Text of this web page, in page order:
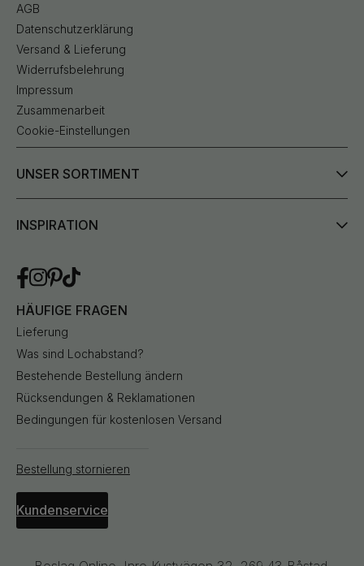
AGB
Datenschutzerklärung
Versand & Lieferung
Widerrufsbelehrung
Impressum
Zusammenarbeit
Cookie-Einstellungen
UNSER SORTIMENT
INSPIRATION
HÄUFIGE FRAGEN
Lieferung
Was sind Lochabstand?
Bestehende Bestellung ändern
Rücksendungen & Reklamationen
Bedingungen für kostenlosen Versand
Bestellung stornieren
Kundenservice